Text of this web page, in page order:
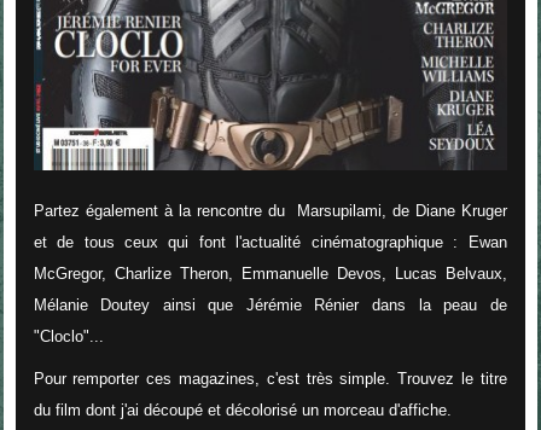
Partez également à la rencontre du Marsupilami, de Diane Kruger
et de tous ceux qui font l'actualité cinématographique : Ewan
McGregor, Charlize Theron, Emmanuelle Devos, Lucas Belvaux,
Mélanie Doutey ainsi que Jérémie Rénier dans la peau de
"Cloclo"...
Pour remporter ces magazines, c'est très simple. Trouvez le titre
du film dont j'ai découpé et décolorisé un morceau d'affiche.